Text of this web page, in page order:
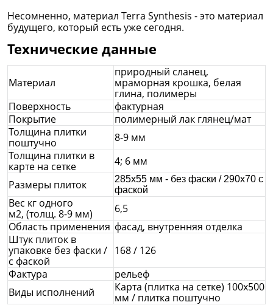
Несомненно, материал Terra Synthesis - это материал
будущего, который есть уже сегодня.
Технические данные
Материал
природный сланец,
мраморная крошка, белая
глина, полимеры
Поверхность
фактурная
Покрытие
полимерный лак глянец/мат
Толщина плитки
поштучно
8-9 мм
Толщина плитки в
карте на сетке
4; 6 мм
Размеры плиток
285х55 мм - без фаски / 290х70 с
фаской
Вес кг одного
м2, (толщ. 8-9 мм)
6,5
Область применения фасад, внутренняя отделка
Штук плиток в
упаковке без фаски /
с фаской
168 / 126
Фактура
рельеф
Виды исполнений
Карта (плитка на сетке) 100х500
мм / плитка поштучно